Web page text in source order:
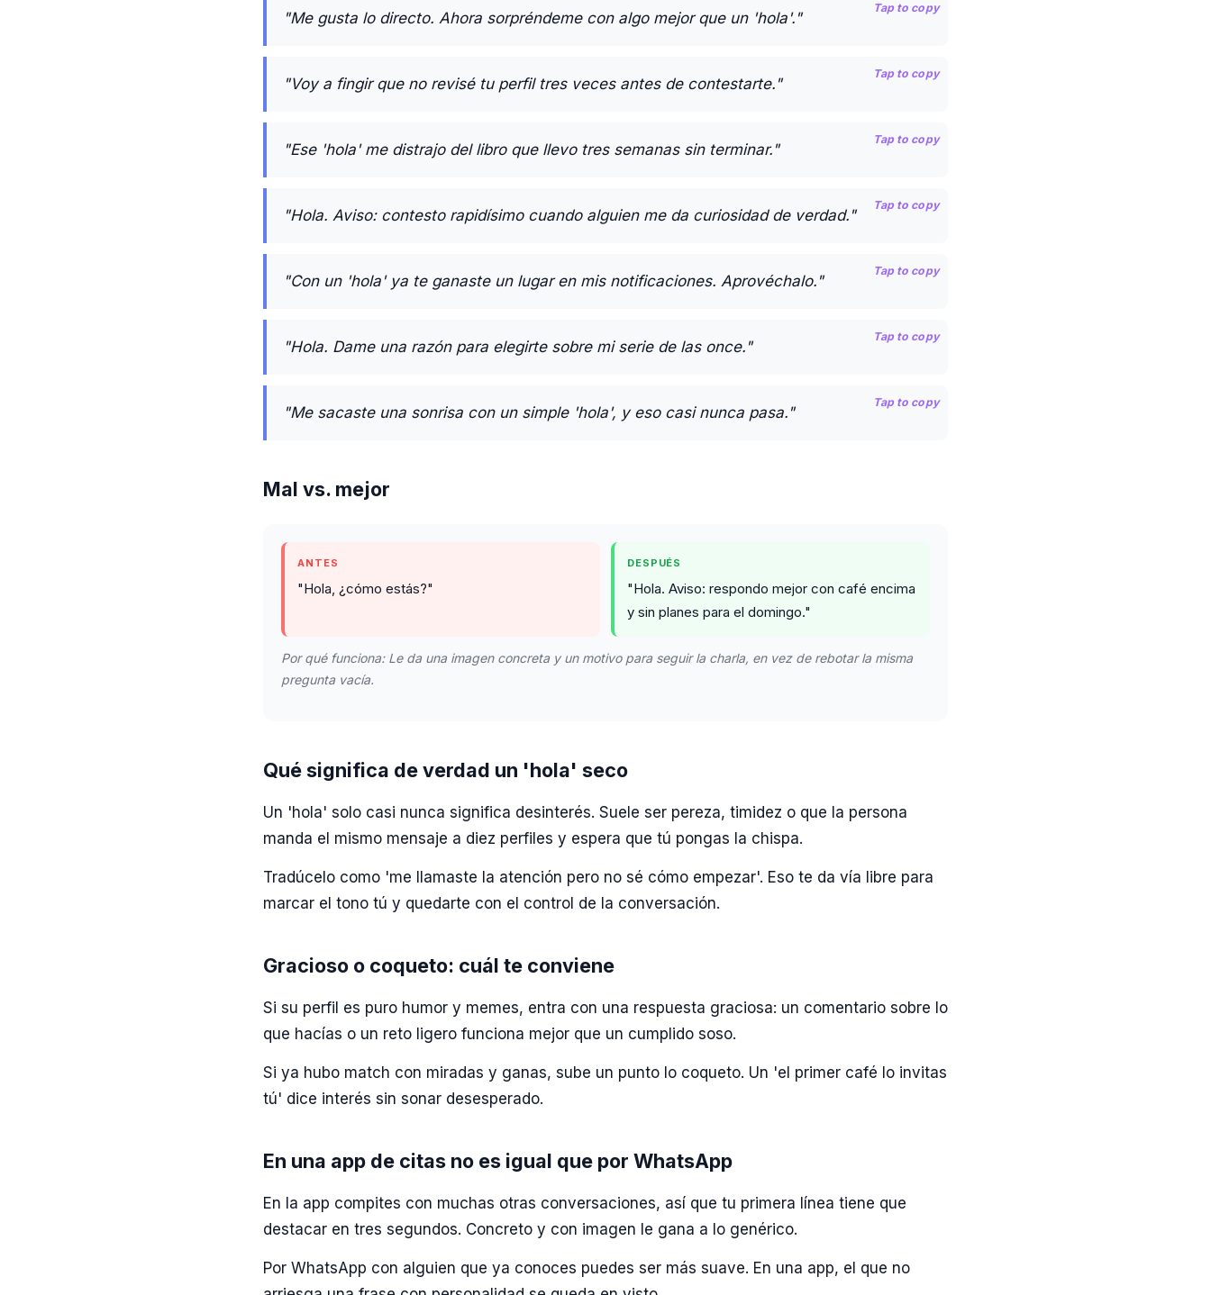
"Me gusta lo directo. Ahora sorpréndeme con algo mejor que un 'hola'."
Tap to copy
"Voy a fingir que no revisé tu perfil tres veces antes de contestarte."
Tap to copy
"Ese 'hola' me distrajo del libro que llevo tres semanas sin terminar."
Tap to copy
"Hola. Aviso: contesto rapidísimo cuando alguien me da curiosidad de verdad."
Tap to copy
"Con un 'hola' ya te ganaste un lugar en mis notificaciones. Aprovéchalo."
Tap to copy
"Hola. Dame una razón para elegirte sobre mi serie de las once."
Tap to copy
"Me sacaste una sonrisa con un simple 'hola', y eso casi nunca pasa."
Tap to copy
Mal vs. mejor
ANTES
"Hola, ¿cómo estás?"
DESPUÉS
"Hola. Aviso: respondo mejor con café encima
y sin planes para el domingo."
Por qué funciona: Le da una imagen concreta y un motivo para seguir la charla, en vez de rebotar la misma
pregunta vacía.
Qué significa de verdad un 'hola' seco
Un 'hola' solo casi nunca significa desinterés. Suele ser pereza, timidez o que la persona
manda el mismo mensaje a diez perfiles y espera que tú pongas la chispa.
Tradúcelo como 'me llamaste la atención pero no sé cómo empezar'. Eso te da vía libre para
marcar el tono tú y quedarte con el control de la conversación.
Gracioso o coqueto: cuál te conviene
Si su perfil es puro humor y memes, entra con una respuesta graciosa: un comentario sobre lo
que hacías o un reto ligero funciona mejor que un cumplido soso.
Si ya hubo match con miradas y ganas, sube un punto lo coqueto. Un 'el primer café lo invitas
tú' dice interés sin sonar desesperado.
En una app de citas no es igual que por WhatsApp
En la app compites con muchas otras conversaciones, así que tu primera línea tiene que
destacar en tres segundos. Concreto y con imagen le gana a lo genérico.
Por WhatsApp con alguien que ya conoces puedes ser más suave. En una app, el que no